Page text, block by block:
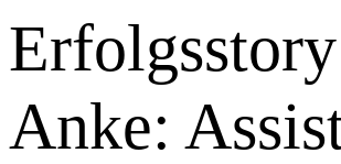
Erfolgsstory
Anke: